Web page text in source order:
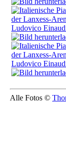
Ludovico
Ludovico
Alle Fotos ©